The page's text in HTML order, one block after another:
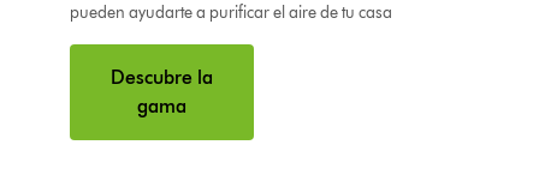
pueden ayudarte a purificar el aire de tu casa
Descubre la
gama